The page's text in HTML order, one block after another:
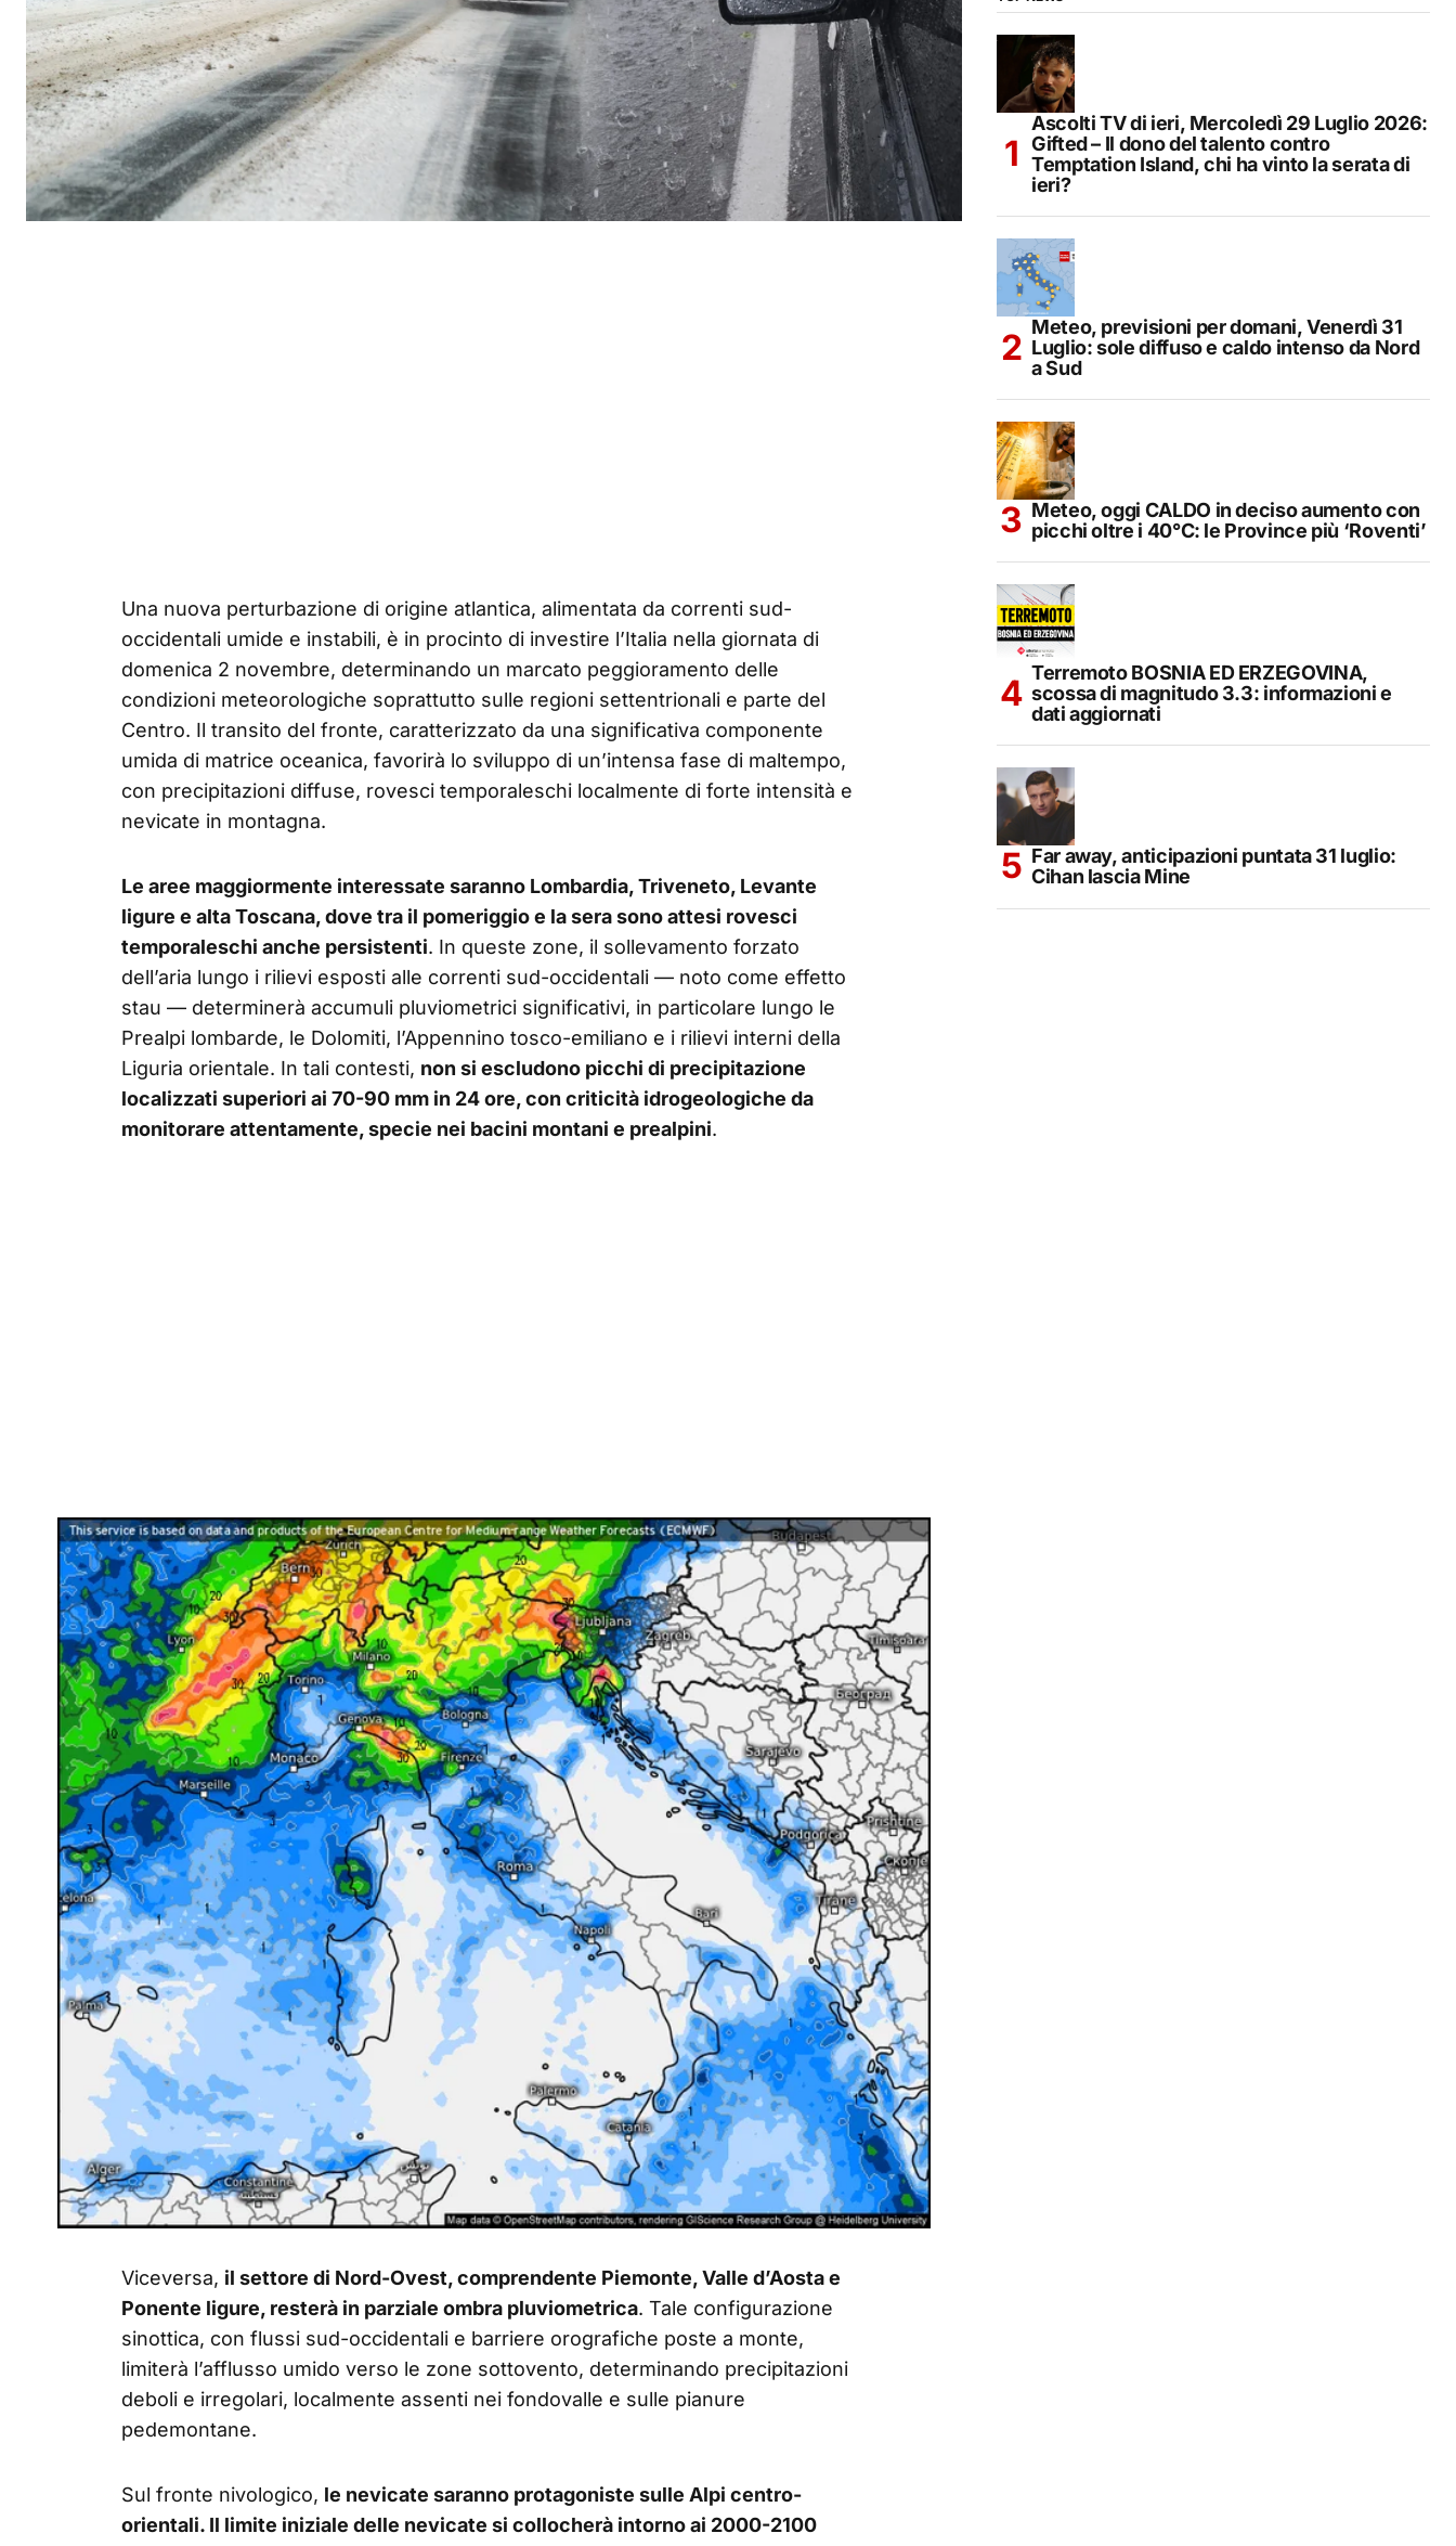
Una nuova perturbazione di origine atlantica, alimentata da correnti sud-
occidentali umide e instabili, è in procinto di investire l’Italia nella giornata di
domenica 2 novembre, determinando un marcato peggioramento delle
condizioni meteorologiche soprattutto sulle regioni settentrionali e parte del
Centro. Il transito del fronte, caratterizzato da una significativa componente
umida di matrice oceanica, favorirà lo sviluppo di un’intensa fase di maltempo,
con precipitazioni diffuse, rovesci temporaleschi localmente di forte intensità e
nevicate in montagna.
Le aree maggiormente interessate saranno Lombardia, Triveneto, Levante
ligure e alta Toscana, dove tra il pomeriggio e la sera sono attesi rovesci
temporaleschi anche persistenti. In queste zone, il sollevamento forzato
dell’aria lungo i rilievi esposti alle correnti sud-occidentali — noto come effetto
stau — determinerà accumuli pluviometrici significativi, in particolare lungo le
Prealpi lombarde, le Dolomiti, l’Appennino tosco-emiliano e i rilievi interni della
Liguria orientale. In tali contesti, non si escludono picchi di precipitazione
localizzati superiori ai 70-90 mm in 24 ore, con criticità idrogeologiche da
monitorare attentamente, specie nei bacini montani e prealpini.
Viceversa, il settore di Nord-Ovest, comprendente Piemonte, Valle d’Aosta e
Ponente ligure, resterà in parziale ombra pluviometrica. Tale configurazione
sinottica, con flussi sud-occidentali e barriere orografiche poste a monte,
limiterà l’afflusso umido verso le zone sottovento, determinando precipitazioni
deboli e irregolari, localmente assenti nei fondovalle e sulle pianure
pedemontane.
Sul fronte nivologico, le nevicate saranno protagoniste sulle Alpi centro-
orientali. Il limite iniziale delle nevicate si collocherà intorno ai 2000-2100
Ascolti TV di ieri, Mercoledì 29 Luglio 2026:
Gifted – Il dono del talento contro
Temptation Island, chi ha vinto la serata di
ieri?
Meteo, previsioni per domani, Venerdì 31
Luglio: sole diffuso e caldo intenso da Nord
a Sud
Meteo, oggi CALDO in deciso aumento con
picchi oltre i 40°C: le Province più ‘Roventi’
Terremoto BOSNIA ED ERZEGOVINA,
scossa di magnitudo 3.3: informazioni e
dati aggiornati
Far away, anticipazioni puntata 31 luglio:
Cihan lascia Mine